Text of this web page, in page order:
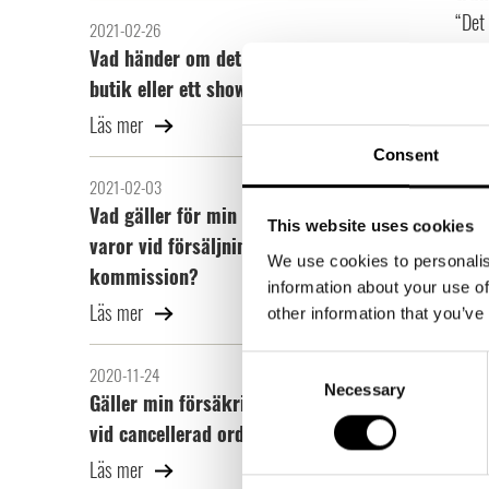
Consent
This website uses cookies
We use cookies to
information about your use
other information that
Necessary
2021-02-26
Vad händer om det brinner i en
butik eller ett showroom?
Läs mer
2021-02-03
Vad gäller för min försäkring av
varor vid försäljning vid
kommission?
Läs mer
2020-11-24
Gäller min försäkring
vid cancellerad order?
Läs mer
En